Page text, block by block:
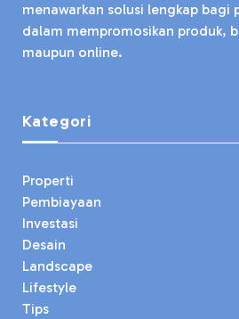
menawarkan solusi lengkap bagi
dalam mempromosikan produk,
maupun online.
Kategori
Properti
Pembiayaan
Investasi
Desain
Landscape
Lifestyle
Tips